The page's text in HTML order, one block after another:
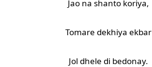
Jao na shanto koriya,
Tomare dekhiya ekbar
Jol dhele di bedonay.